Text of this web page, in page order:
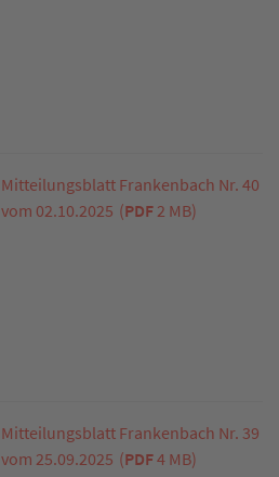
Mitteilungsblatt Frankenbach Nr. 40
vom 02.10.2025 (PDF 2 MB)
Mitteilungsblatt Frankenbach Nr. 39
vom 25.09.2025 (PDF4 MB)